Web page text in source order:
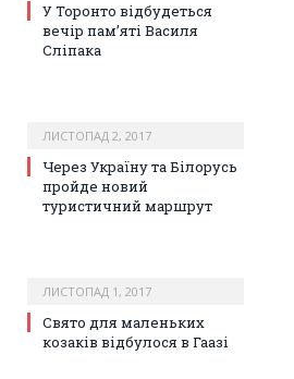
У Торонто відбудеться
вечір пам’яті Василя
Сліпака
ЛИСТОПАД 2, 2017
Через Україну та Білорусь
пройде новий
туристичний маршрут
ЛИСТОПАД 1, 2017
Свято для маленьких
козаків відбулося в Гаазі